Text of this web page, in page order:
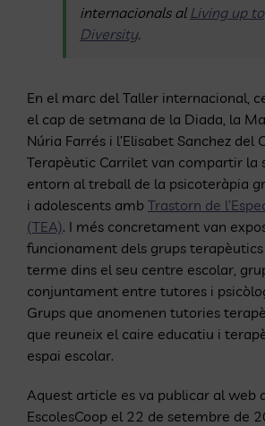
internacionals al L iving up to
Diversity.
En el marc del Taller internacional,
el cap de setmana de la Diada, la
Núria Farrés i l’Elisabet Sanchez del
Terapèutic Carrilet van compartir la
entorn al treball de la psicoteràpia
i adolescents amb Trastorn de
(TEA). I més concretament van
funcionament dels grups terapèutics
terme dins el seu centre escolar,
conjuntament entre tutores i
Grups que anomenen tutories
que reuneix el caire educatiu i
espai escolar.
Aquest article es va publicar al web
EscolesCoop el 22 de setembre de